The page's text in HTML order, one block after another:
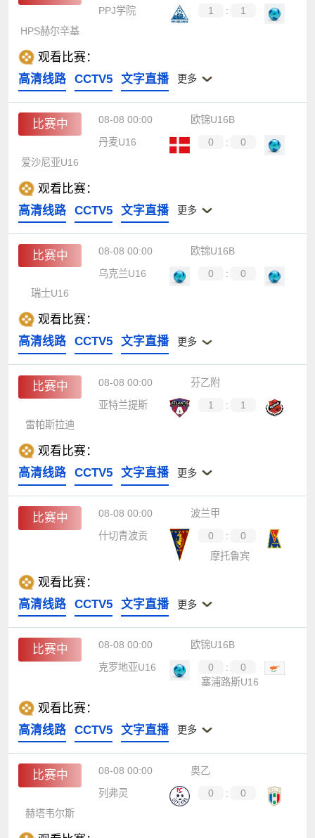
PPJ学院
1 :
1
HPS赫尔辛基
观看比赛：
高清线路
CCTV5 文字直播 更多
比赛中 08-08 00:00
欧锦U16B
丹麦U16
0 :
0
爱沙尼亚U16
观看比赛：
高清线路
CCTV5 文字直播 更多
比赛中 08-08 00:00
欧锦U16B
乌克兰U16
0 :
0
瑞士U16
观看比赛：
高清线路
CCTV5 文字直播 更多
比赛中 08-08 00:00
芬乙附
亚特兰提斯
1 :
1
雷帕斯拉迪
观看比赛：
高清线路
CCTV5 文字直播 更多
比赛中 08-08 00:00
波兰甲
什切青波贡
0 :
0
摩托鲁宾
观看比赛：
高清线路
CCTV5 文字直播 更多
比赛中 08-08 00:00
欧锦U16B
克罗地亚U16
0 :
0
塞浦路斯U16
观看比赛：
高清线路
CCTV5 文字直播 更多
比赛中 08-08 00:00
奥乙
列弗灵
0 :
0
赫塔韦尔斯